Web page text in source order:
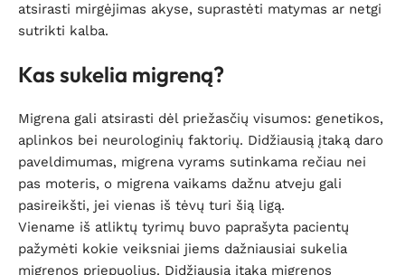
atsirasti mirgėjimas akyse, suprastėti matymas ar netgi
sutrikti kalba.
Kas sukelia migreną?
Migrena gali atsirasti dėl priežasčių visumos: genetikos,
aplinkos bei neurologinių faktorių. Didžiausią įtaką daro
paveldimumas, migrena vyrams sutinkama rečiau nei
pas moteris, o migrena vaikams dažnu atveju gali
pasireikšti, jei vienas iš tėvų turi šią ligą.
Viename iš atliktų tyrimų buvo paprašyta pacientų
pažymėti kokie veiksniai jiems dažniausiai sukelia
migrenos priepuolius. Didžiausią įtaką migrenos